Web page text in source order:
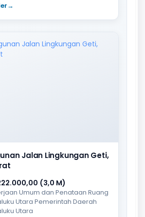
→
Jalan Lingkungan Geti,
(3,0 M)
Umum dan Penataan Ruang
Utara Pemerintah Daerah
Utara